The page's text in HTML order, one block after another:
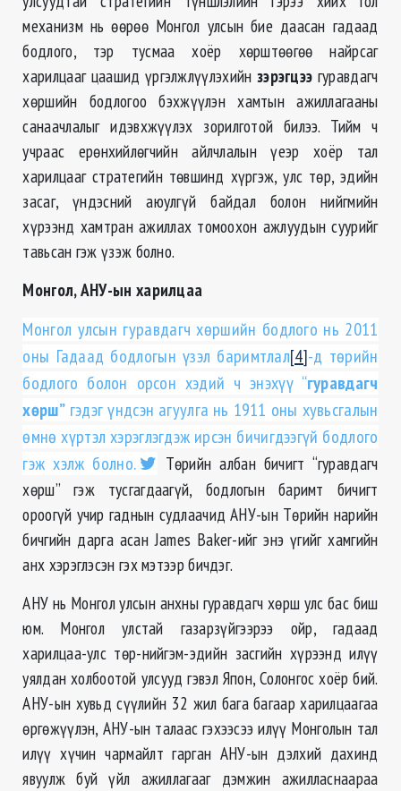
механизм нь өөрөө Монгол улсын бие даасан гадаад
бодлого, тэр тусмаа хоёр хөрштөөгөө найрсаг
харилцааг цаашид үргэлжлүүлэхийн зэрэгцээ гуравдагч
хөршийн бодлогоо бэхжүүлэн хамтын ажиллагааны
санаачлалыг идэвхжүүлэх зорилготой билээ. Тийм ч
учраас ерөнхийлөгчийн айлчлалын үеэр хоёр тал
харилцааг стратегийн төвшинд хүргэж, улс төр, эдийн
засаг, үндэсний аюулгүй байдал болон нийгмийн
хүрээнд хамтран ажиллах томоохон ажлуудын суурийг
тавьсан гэж үзэж болно.
Монгол, АНУ-ын харилцаа
Монгол улсын гуравдагч хөршийн бодлого нь 2011
оны Гадаад бодлогын үзэл баримтлал[4]-д төрийн
бодлого болон oрсон хэдий ч энэхүү “гуравдагч
хөрш”гэдэг үндсэн агуулга нь 1911 оны хувьсгалын
өмнө хүртэл хэрэглэгдэж ирсэн бичигдээгүй бодлого
гэж хэлж болно.
Төрийн албан бичигт “гуравдагч
хөрш” гэж тусгагдаагүй, бодлогын баримт бичигт
ороогүй учир гаднын судлаачид АНУ-ын Төрийн нарийн
бичгийн дарга асан James Baker-ийг энэ үгийг хамгийн
анх хэрэглэсэн гэх мэтээр бичдэг.
АНУ нь Монгол улсын анхны гуравдагч хөрш улс бас биш
юм. Монгол улстай газарзүйгээрээ ойр, гадаад
харилцаа-улс төр-нийгэм-эдийн засгийн хүрээнд илүү
уялдан холбоотой улсууд гэвэл Япон, Солонгос хоёр бий.
АНУ-ын хувьд сүүлийн 32 жил бага багаар харилцаагаа
өргөжүүлэн, АНУ-ын талаас гэхээсээ илүү Монголын тал
илүү хүчин чармайлт гарган АНУ-ын дэлхий дахинд
явуулж буй үйл ажиллагааг дэмжин ажилласнаараа